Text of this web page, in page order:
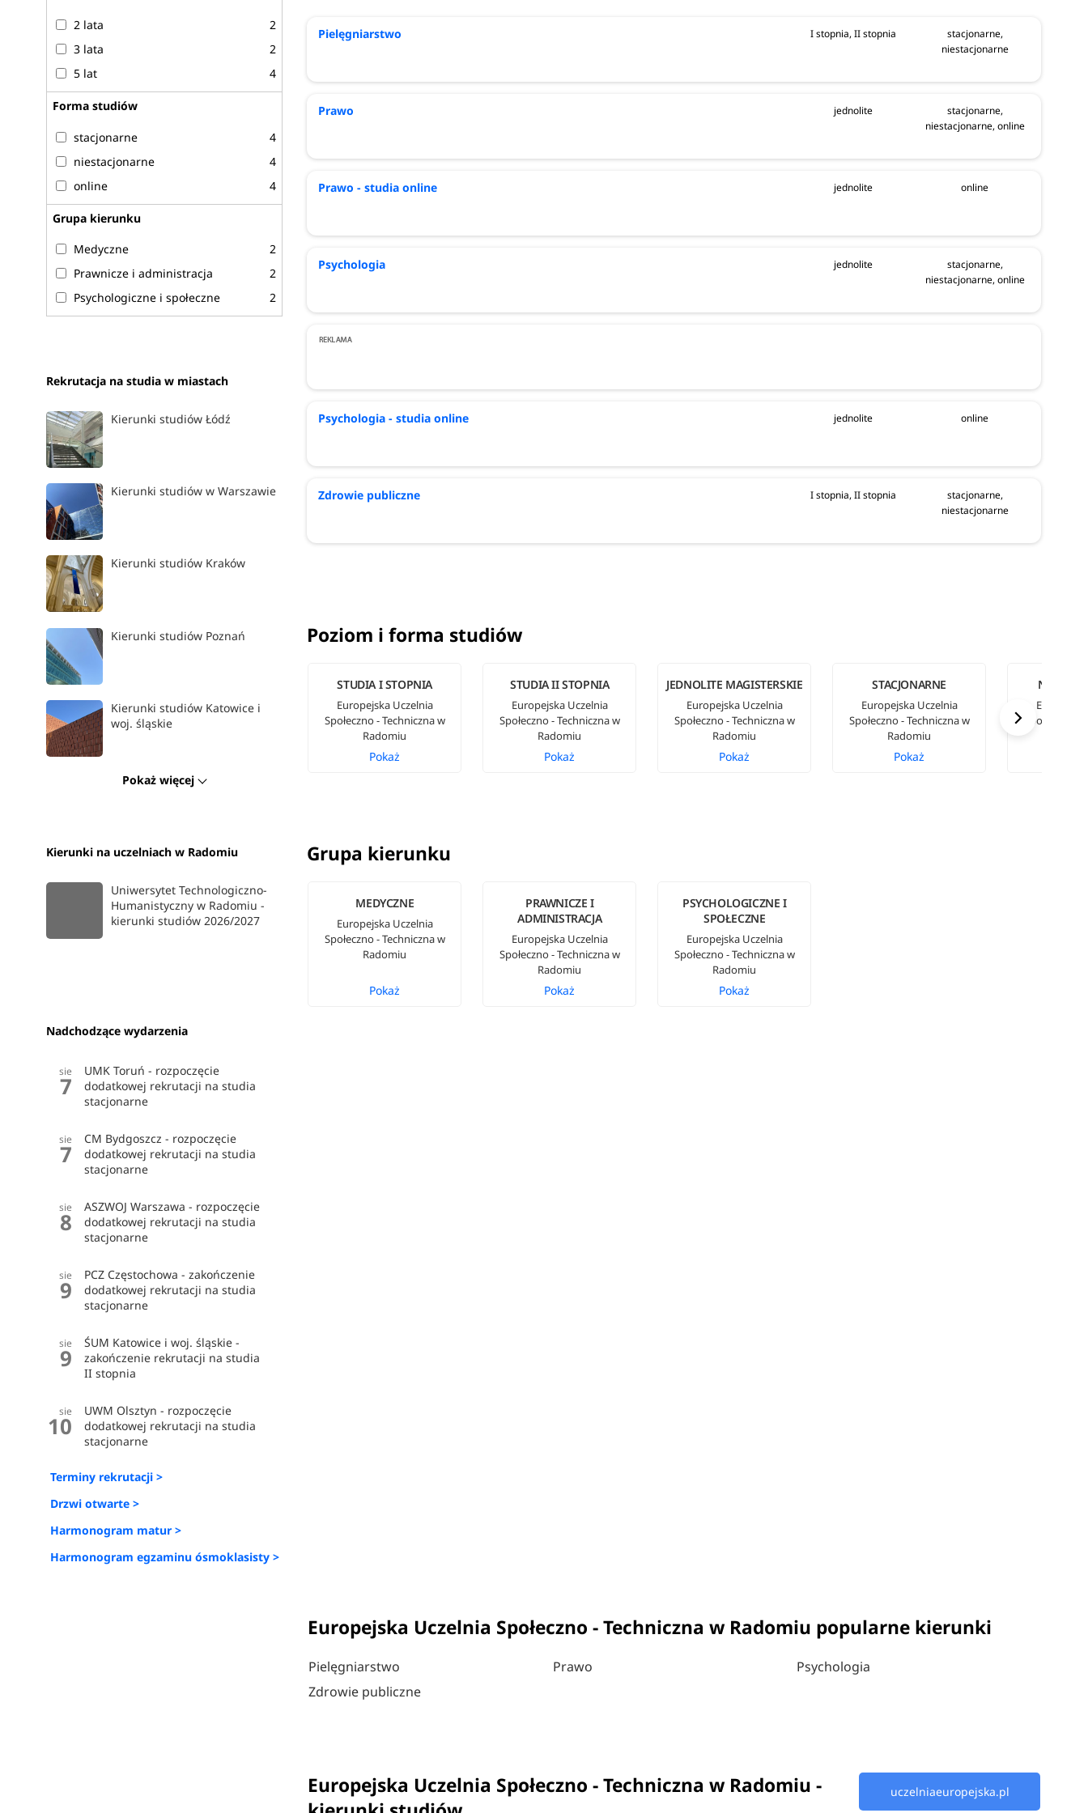
2 lata
2
3 lata
2
5 lat
4
Forma studiów
stacjonarne
4
niestacjonarne
4
online
4
Grupa kierunku
Medyczne
2
Prawnicze i administracja
2
Psychologiczne i społeczne
2
Rekrutacja na studia w miastach
Kierunki studiów Łódź
Kierunki studiów w Warszawie
Kierunki studiów Kraków
Kierunki studiów Poznań
Kierunki studiów Katowice i
woj. śląskie
Pokaż więcej
Kierunki na uczelniach w Radomiu
Uniwersytet Technologiczno-
Humanistyczny w Radomiu -
kierunki studiów 2026/2027
Nadchodzące wydarzenia
sie
7
UMK Toruń - rozpoczęcie
dodatkowej rekrutacji na studia
stacjonarne
sie
7
CM Bydgoszcz - rozpoczęcie
dodatkowej rekrutacji na studia
stacjonarne
sie
8
ASZWOJ Warszawa - rozpoczęcie
dodatkowej rekrutacji na studia
stacjonarne
sie
9
PCZ Częstochowa - zakończenie
dodatkowej rekrutacji na studia
stacjonarne
sie
9
ŚUM Katowice i woj. śląskie -
zakończenie rekrutacji na studia
II stopnia
sie
10
UWM Olsztyn - rozpoczęcie
dodatkowej rekrutacji na studia
stacjonarne
Terminy rekrutacji >
Drzwi otwarte >
Harmonogram matur >
Harmonogram egzaminu ósmoklasisty >
Pielęgniarstwo I stopnia, II stopnia
stacjonarne,
niestacjonarne
Prawo jednolite
stacjonarne,
niestacjonarne, online
Prawo - studia online jednolite online
Psychologia jednolite
stacjonarne,
niestacjonarne, online
Psychologia - studia online jednolite online
Zdrowie publiczne I stopnia, II stopnia
stacjonarne,
niestacjonarne
Poziom i forma studiów
STUDIA I STOPNIA
Europejska Uczelnia
Społeczno - Techniczna w
Radomiu
Pokaż
STUDIA II STOPNIA
Europejska Uczelnia
Społeczno - Techniczna w
Radomiu
Pokaż
JEDNOLITE MAGISTERSKIE
Europejska Uczelnia
Społeczno - Techniczna w
Radomiu
Pokaż
STACJONARNE
Europejska Uczelnia
Społeczno - Techniczna w
Radomiu
Pokaż
Społeczno -
Grupa kierunku
MEDYCZNE
Europejska Uczelnia
Społeczno - Techniczna w
Radomiu
Pokaż
PRAWNICZE I
ADMINISTRACJA
Europejska Uczelnia
Społeczno - Techniczna w
Radomiu
Pokaż
PSYCHOLOGICZNE I
SPOŁECZNE
Europejska Uczelnia
Społeczno - Techniczna w
Radomiu
Pokaż
Europejska Uczelnia Społeczno - Techniczna w Radomiu popularne kierunki
Pielęgniarstwo Prawo
Psychologia
Zdrowie publiczne
Europejska Uczelnia Społeczno - Techniczna w Radomiu -
uczelniaeuropejska.pl